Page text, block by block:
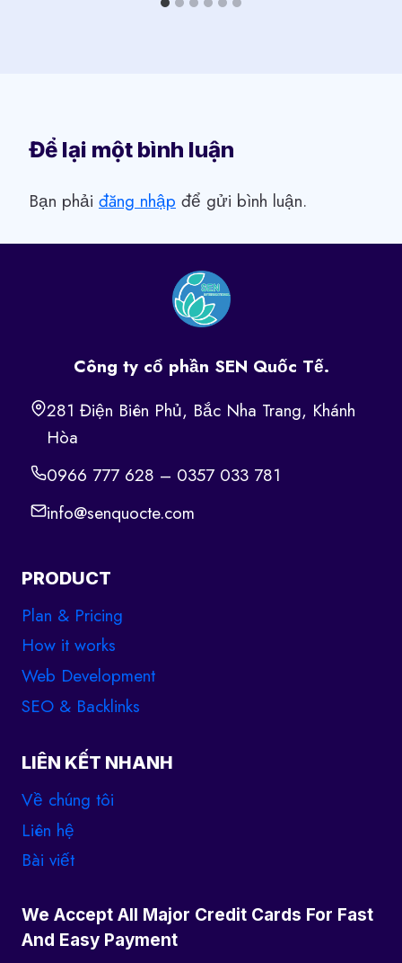
Để lại một bình luận
Bạn phải đăng nhập để gửi bình luận.
Công ty cổ phần SEN Quốc Tế.
281 Điện Biên Phủ, Bắc Nha Trang, Khánh
Hòa
0966 777 628 – 0357 033 781
info@senquocte.com
PRODUCT
Plan & Pricing
How it works
Web Development
SEO & Backlinks
LIÊN KẾT NHANH
Về chúng tôi
Liên hệ
Bài viết
We Accept All Major Credit Cards For Fast
And Easy Payment